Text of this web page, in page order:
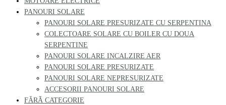
PANOURI SOLARE
PANOURI SOLARE PRESURIZATE CU SERPENTINA
COLECTOARE SOLARE CU BOILER CU DOUA
SERPENTINE
PANOURI SOLARE INCALZIRE AER
PANOURI SOLARE PRESURIZATE
PANOURI SOLARE NEPRESURIZATE
ACCESORII PANOURI SOLARE
FĂRĂ CATEGORIE